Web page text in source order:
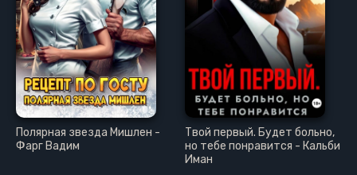
Полярная звезда Мишлен -
Фарг Вадим
Твой первый. Будет больно,
но тебе понравится - Кальби
Иман